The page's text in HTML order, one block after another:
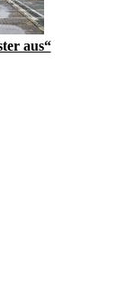
aus“